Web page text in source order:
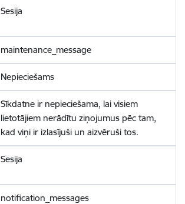
Sesija
maintenance_message
Nepieciešams
Sīkdatne ir nepieciešama, lai visiem
lietotājiem nerādītu ziņojumus pēc tam,
kad viņi ir izlasījuši un aizvēruši tos.
Sesija
notification_messages